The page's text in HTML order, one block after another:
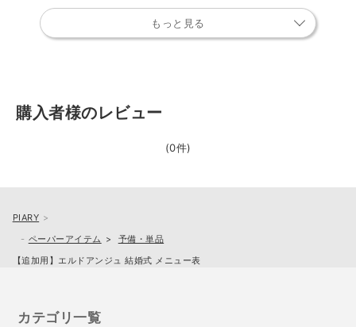
もっと見る
購入者様のレビュー
(0件)
PIARY
ペーパーアイテム
予備・単品
【追加用】エルドアンジュ 結婚式 メニュー表
カテゴリ一覧